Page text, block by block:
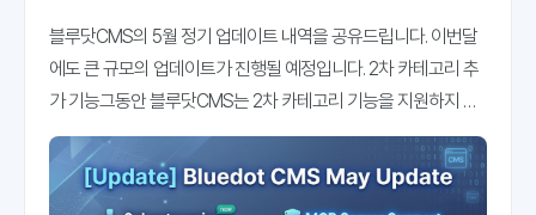
능 지원 등
블루닷CMS의 5월 정기 업데이트 내역을 공유드립니다. 이번달
에도 큰 규모의 업데이트가 진행될 예정입니다. 2차 카테고리 추
가 기능그동안 블루닷CMS는 2차 카테고리 기능을 지원하지 않
았습니다. 쉽게 말해, 카테고리 아래 하위 카테고리를 설정하는
기능이 없었는데요. 이번에 추가를 완료하게 됐습니다. 일단 기능
은 바로 사용하실 수